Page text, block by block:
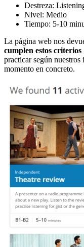
Destreza:
Nivel: Medio
Tiempo: 5-10
La página web nos
cumplen estos criterios
practicar según nuestros
momento en concreto.